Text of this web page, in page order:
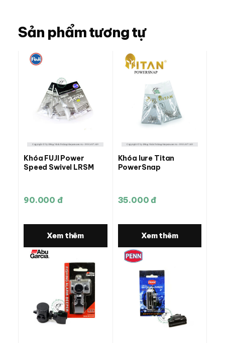
Sản phẩm tương tự
Khóa FUJI Power
Speed Swivel LRSM
90.000 đ
Xem thêm
Khóa lure Titan
PowerSnap
35.000 đ
Xem thêm